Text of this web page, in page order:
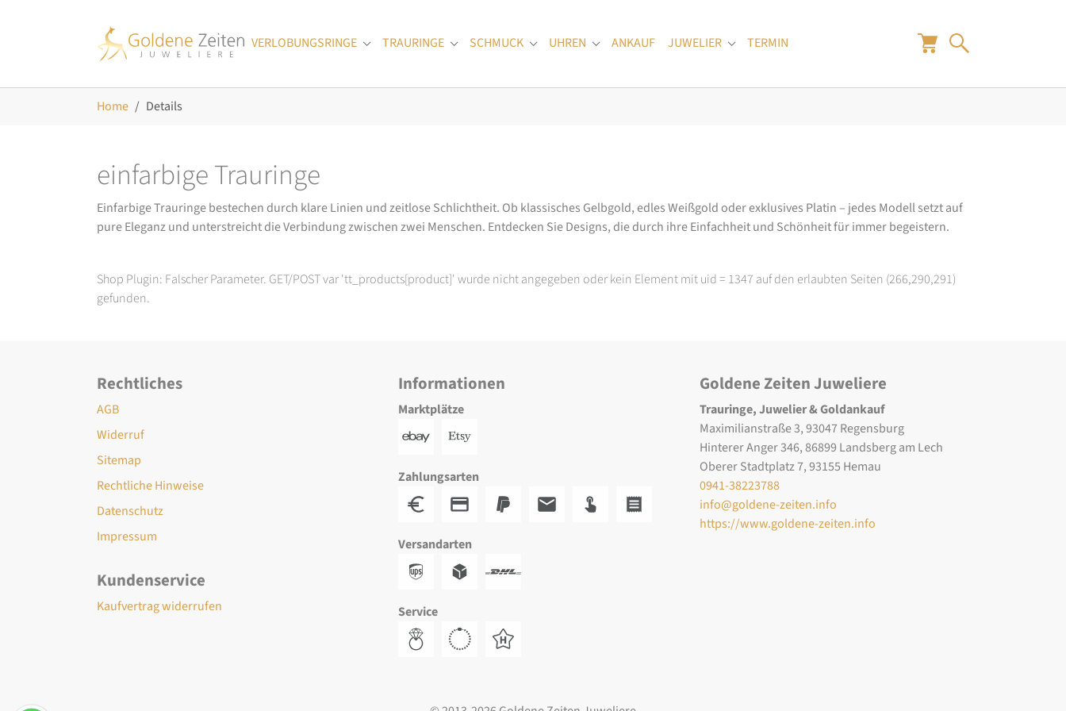
VERLOBUNGSRINGE
Submenu for "Verlobungsringe"
TRAURINGE Submenu for "Trauringe"
SCHMUCK Submenu for "Schmuck"
UHREN Submenu for "Uhren"
ANKAUF JUWELIER Submenu for "Juwelier"
TERMIN
Home Details
einfarbige Trauringe
Einfarbige Trauringe bestechen durch klare Linien und zeitlose Schlichtheit. Ob klassisches Gelbgold, edles Weißgold oder exklusives Platin – jedes Modell setzt auf
pure Eleganz und unterstreicht die Verbindung zwischen zwei Menschen. Entdecken Sie Designs, die durch ihre Einfachheit und Schönheit für immer begeistern.
Shop Plugin: Falscher Parameter. GET/POST var 'tt_products[product]' wurde nicht angegeben oder kein Element mit uid = 1347 auf den erlaubten Seiten (266,290,291)
gefunden.
Rechtliches
AGB
Widerruf
Sitemap
Rechtliche Hinweise
Datenschutz
Impressum
Kundenservice
Kaufvertrag widerrufen
Informationen
Marktplätze
Zahlungsarten
Versandarten
Service
Goldene Zeiten Juweliere
Trauringe, Juwelier & Goldankauf
Maximilianstraße 3, 93047 Regensburg
Hinterer Anger 346, 86899 Landsberg am Lech
Oberer Stadtplatz 7, 93155 Hemau
0941-38223788
info@goldene-zeiten.info
https://www.goldene-zeiten.info